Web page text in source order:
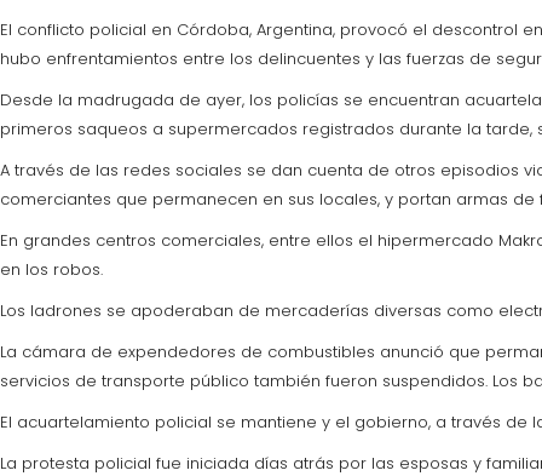
El conflicto policial en Córdoba, Argentina, provocó el descontrol
hubo enfrentamientos entre los delincuentes y las fuerzas de
Desde la madrugada de ayer, los policías se encuentran
primeros saqueos a supermercados registrados durante la
A través de las redes sociales se dan cuenta de otros episodios
comerciantes que permanecen en sus locales, y portan armas
En grandes centros comerciales, entre ellos el hipermercado
en los robos.
Los ladrones se apoderaban de mercaderías diversas como
La cámara de expendedores de combustibles anunció que
servicios de transporte público también fueron suspendidos. Los
El acuartelamiento policial se mantiene y el gobierno, a través
La protesta policial fue iniciada días atrás por las esposas y